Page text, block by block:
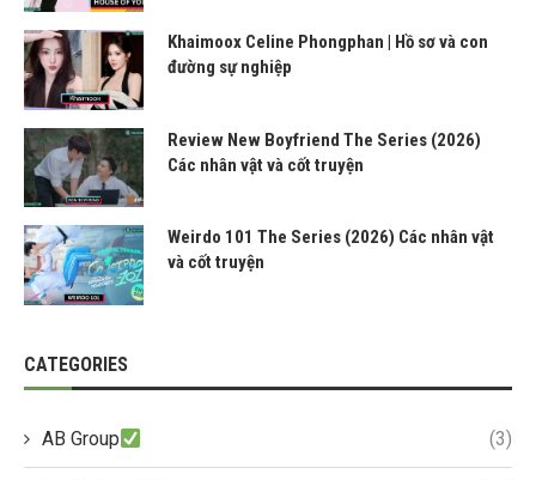
Khaimoox Celine Phongphan | Hồ sơ và con
đường sự nghiệp
Review New Boyfriend The Series (2026)
Các nhân vật và cốt truyện
Weirdo 101 The Series (2026) Các nhân vật
và cốt truyện
CATEGORIES
AB Group (3)